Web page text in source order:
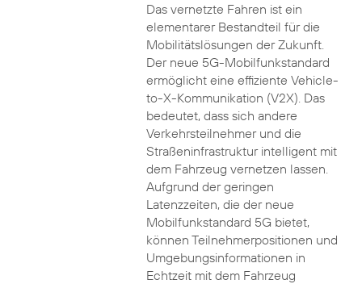
Das vernetzte Fahren ist ein
elementarer Bestandteil für die
Mobilitätslösungen der Zukunft.
Der neue 5G-Mobilfunkstandard
ermöglicht eine effiziente Vehicle-
to-X-Kommunikation (V2X). Das
bedeutet, dass sich andere
Verkehrsteilnehmer und die
Straßeninfrastruktur intelligent mit
dem Fahrzeug vernetzen lassen.
Aufgrund der geringen
Latenzzeiten, die der neue
Mobilfunkstandard 5G bietet,
können Teilnehmerpositionen und
Umgebungsinformationen in
Echtzeit mit dem Fahrzeug